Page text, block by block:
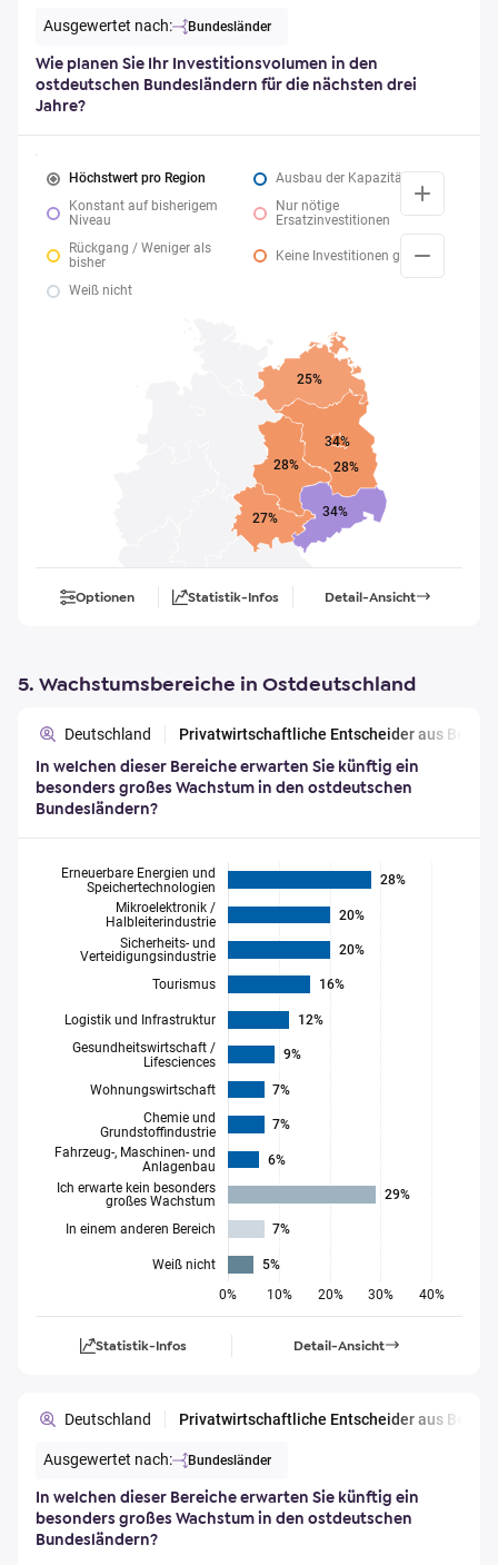
Ausgewertet nach: Bundesländer
Wie planen Sie Ihr Investitionsvolumen in den
ostdeutschen Bundesländern für die nächsten drei
Jahre?
Höchstwert pro Region
Ausbau der Kapazitäten
Konstant auf bisherigem
Niveau
Nur nötige
Ersatzinvestitionen
Rückgang / Weniger als
bisher
Keine Investitionen geplant
Weiß nicht
34%
28%
25%
28%
34%
27%
Optionen Statistik-Infos Detail-Ansicht
5. Wachstumsbereiche in Ostdeutschland
Deutschland Privatwirtschaftliche Entscheider aus Berlin,
In welchen dieser Bereiche erwarten Sie künftig ein
besonders großes Wachstum in den ostdeutschen
Bundesländern?
0% 10% 20% 30% 40%
28%
20%
20%
16%
12%
9%
7%
7%
6%
29%
7%
5%
Erneuerbare Energien und
Speichertechnologien
Mikroelektronik /
Halbleiterindustrie
Sicherheits- und
Verteidigungsindustrie
Tourismus
Logistik und Infrastruktur
Gesundheitswirtschaft /
Lifesciences
Wohnungswirtschaft
Chemie und
Grundstoffindustrie
Fahrzeug-, Maschinen- und
Anlagenbau
Ich erwarte kein besonders
großes Wachstum
In einem anderen Bereich
Weiß nicht
Statistik-Infos Detail-Ansicht
Deutschland Privatwirtschaftliche Entscheider aus Berlin,
Ausgewertet nach: Bundesländer
In welchen dieser Bereiche erwarten Sie künftig ein
besonders großes Wachstum in den ostdeutschen
Bundesländern?